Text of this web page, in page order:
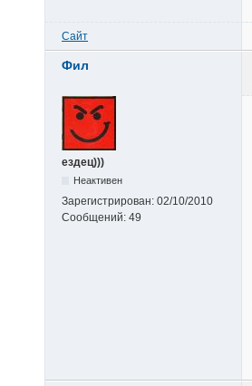
Сайт
Фил
ездец)))
Неактивен
Зарегистрирован: 02/10/2010
Сообщений: 49